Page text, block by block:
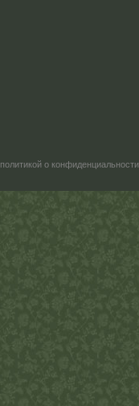
политикой о конфиденциальности